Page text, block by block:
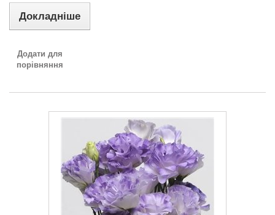
Докладніше
Додати для
порівняння